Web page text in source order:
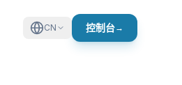
CN 控制台→